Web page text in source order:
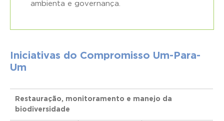
ambienta e governança.
Iniciativas do Compromisso Um-Para-
Um
Restauração, monitoramento e manejo da
biodiversidade